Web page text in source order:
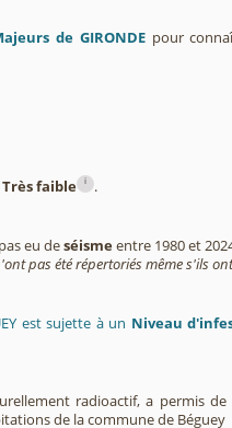
de GIRONDEpour
Très faible i .
eu deséismeentre 1980 et
pas été répertoriés même s'ils
est sujette à un Niveau
radioactif, a permis
de la commune de Béguey